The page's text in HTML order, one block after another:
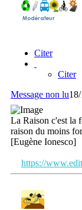
Citer
Citer
Message non lu
La Raison c'est la
raison du moins
[Eugène Ionesco]
https://